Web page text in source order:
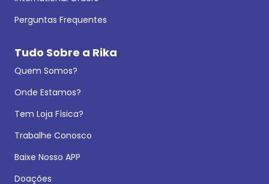
Perguntas Frequentes
Tudo Sobre a Rika
Quem Somos?
Onde Estamos?
Tem Loja Física?
Trabalhe Conosco
Baixe Nosso APP
Doações